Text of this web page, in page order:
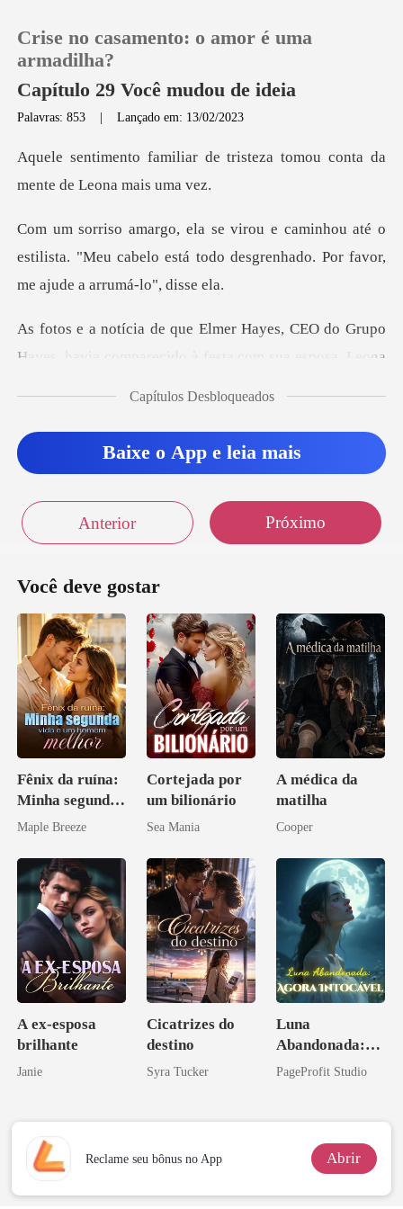
Loja
Histórico
Sair
Crise no casamento: o amor é uma
armadilha?
Capítulo 29 Você mudou de ideia
Palavras: 853 |Lançado em: 13/02/2023
de tristeza tomou conta da
té o
estilista. "Meu cabelo está todo desgrenhad
, CEO do Grupo
Hayes, havia comparecido
Capítulos Desbloqueados
Baixe o App e leia mais
Anterior Próximo
Você deve gostar
Fênix da ruína:
Minha segunda
vida e um
Maple Breeze
Cortejada por
um bilionário
Sea Mania
A médica da
matilha
Cooper
A ex-esposa
brilhante
Janie
Cicatrizes do
destino
Syra Tucker
Luna
Abandonada:
Agora Intocável
PageProfit Studio
Reclame seu bônus no App Abrir